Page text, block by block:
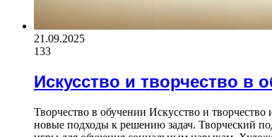
21.09.2025
133
Искусство и творчество
Творчество в обучении Искусство и
новые подходы к решению задач. Творческий